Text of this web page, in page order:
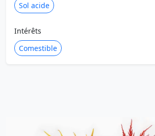
Sol acide
Intérêts
Comestible